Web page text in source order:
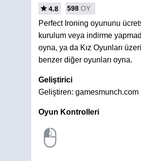
4.8 598 OY
Perfect Ironing oyununu
kurulum veya indirme
oyna, ya da Kız Oyunları
benzer diğer oyunları oyna.
Geliştirici
Geliştiren: gamesmunch.com
Oyun Kontrolleri